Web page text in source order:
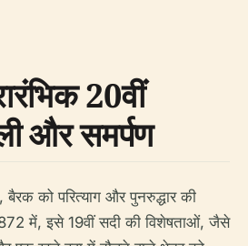
20वीं
और समर्पण
को परित्याग और पुनरुद्धार की
में, इसे 19वीं सदी की विशेषताओं, जैसे